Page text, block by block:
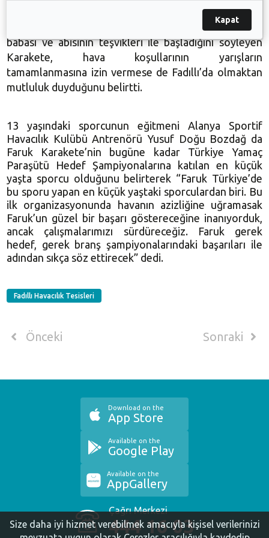
Hedef Şampiyonası 2. Etabı’nın, katıldığı ilk yarış
olduğunu, yamaç paraşütü sporuna yaklaşık 2 yıl önce
babası ve abisinin teşvikleri ile başladığını söyleyen
Karakete, hava koşullarının yarışların
tamamlanmasına izin vermese de Fadıllı’da olmaktan
mutluluk duyduğunu belirtti.
13 yaşındaki sporcunun eğitmeni Alanya Sportif
Havacılık Kulübü Antrenörü Yusuf Doğu Bozdağ da
Faruk Karakete’nin bugüne kadar Türkiye Yamaç
Paraşütü Hedef Şampiyonalarına katılan en küçük
yaşta sporcu olduğunu belirterek “Faruk Türkiye’de
bu sporu yapan en küçük yaştaki sporculardan biri. Bu
ilk organizasyonunda havanın azizliğine uğramasak
Faruk’un güzel bir başarı göstereceğine inanıyorduk,
ancak çalışmalarımızı sürdüreceğiz. Faruk gerek
hedef, gerek branş şampiyonalarındaki başarıları ile
adından sıkça söz ettirecek” dedi.
Fadıllı Havacılık Tesisleri
Önceki Sonraki
Çağrı Merkezi
444 16 03
Download on the
App Store
Available on the
Google Play
Available on the
AppGallery
Kapat
Size daha iyi hizmet verebilmek amacıyla kişisel verilerinizi